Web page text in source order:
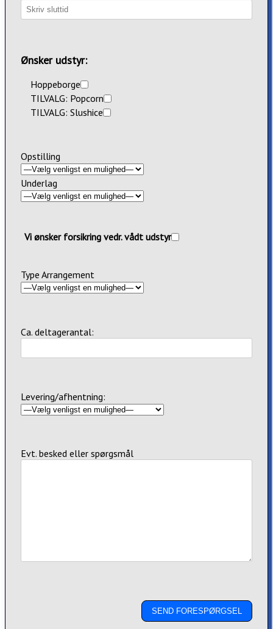
Ønsker udstyr:
Hoppeborge
TILVALG: Popcorn
TILVALG: Slushice
Opstilling
Underlag
Vi ønsker forsikring vedr. vådt udstyr
Type Arrangement
Ca. deltagerantal:
Levering/afhentning:
Evt. besked eller spørgsmål